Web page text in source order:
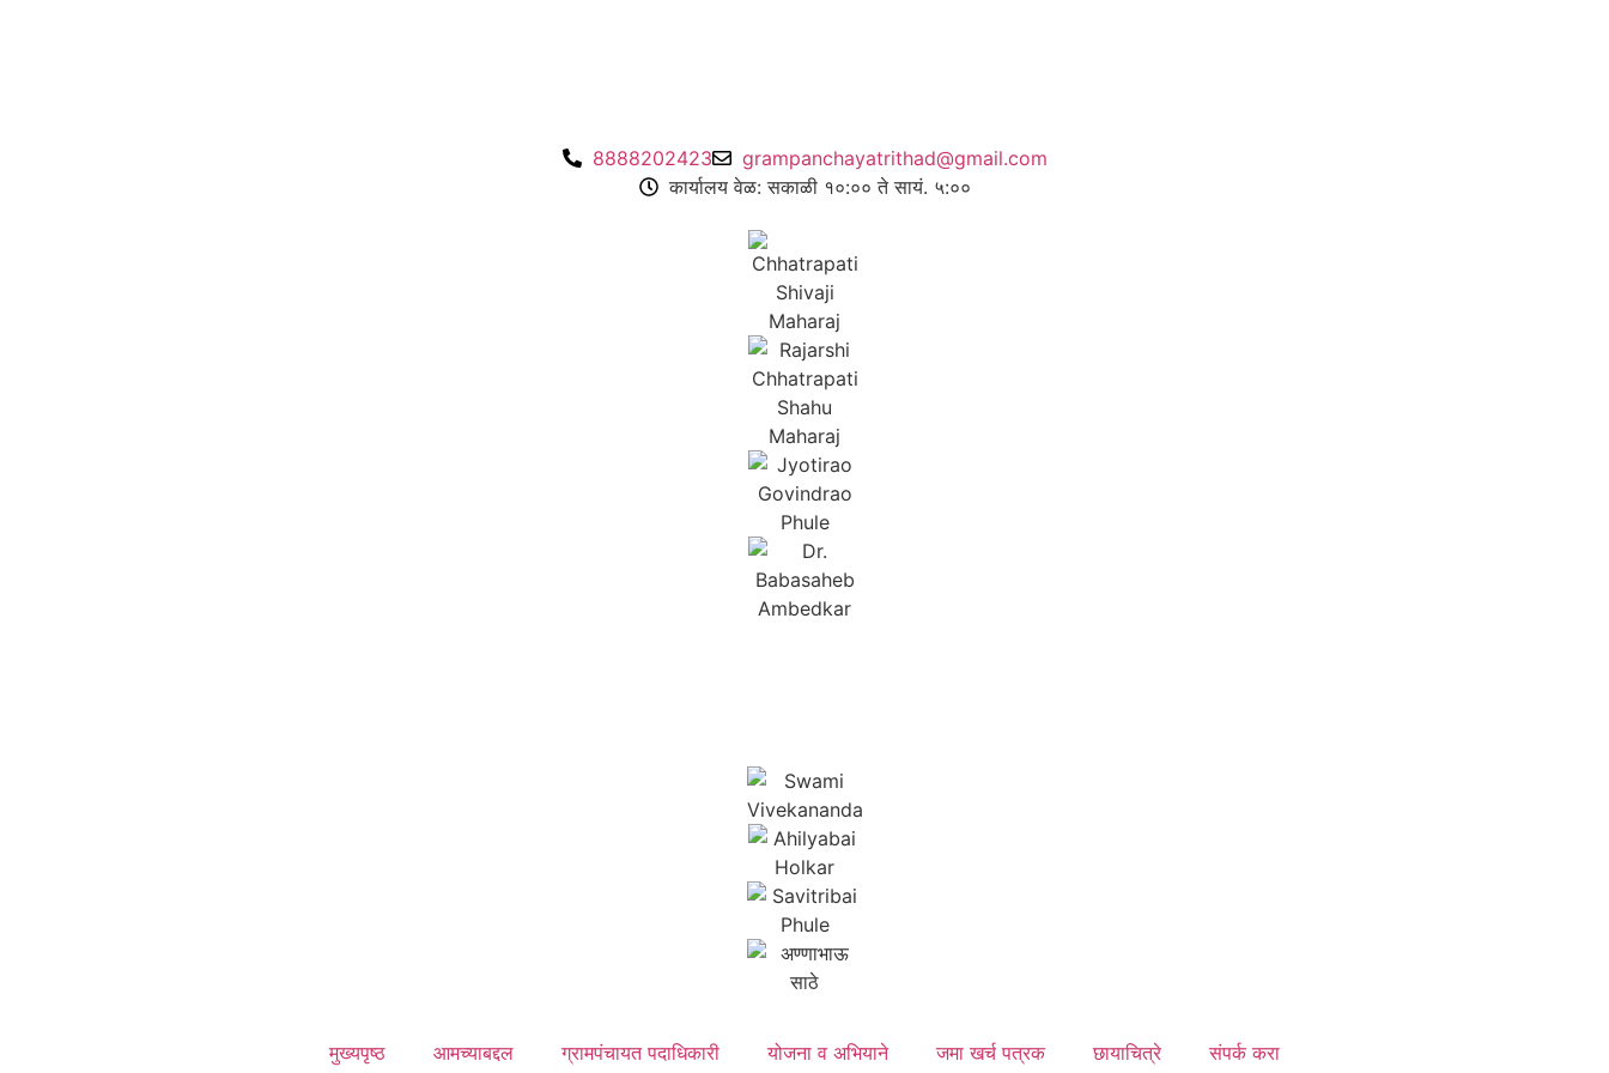
8888202423
grampanchayatrithad@gmail.com
कार्यालय वेळ: सकाळी १०:०० ते सायं. ५:००
मुख्यपृष्ठ आमच्याबद्दल ग्रामपंचायत पदाधिकारी योजना व अभियाने जमा खर्च पत्रक छायाचित्रे संपर्क करा